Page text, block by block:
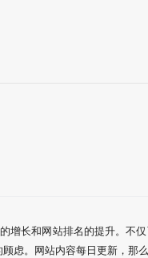
长和网站排名的提升。不
虑。网站内容每日更新，那